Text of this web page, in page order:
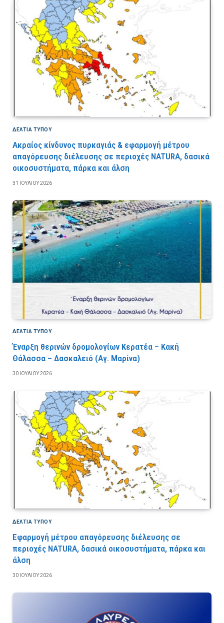
ΔΕΛΤΙΑ ΤΥΠΟΥ
Ακραίος κίνδυνος πυρκαγιάς & εφαρμογή μέτρου
απαγόρευσης διέλευσης σε περιοχές NATURA, δασικά
οικοσυστήματα, πάρκα και άλση
31 ΙΟΥΛΊΟΥ 2026
ΔΕΛΤΙΑ ΤΥΠΟΥ
Έναρξη θερινών δρομολογίων Κερατέα – Κακή
Θάλασσα – Δασκαλειό (Αγ. Μαρίνα)
30 ΙΟΥΛΊΟΥ 2026
ΔΕΛΤΙΑ ΤΥΠΟΥ
Εφαρμογή μέτρου απαγόρευσης διέλευσης σε
περιοχές NATURA, δασικά οικοσυστήματα, πάρκα και
άλση
30 ΙΟΥΛΊΟΥ 2026